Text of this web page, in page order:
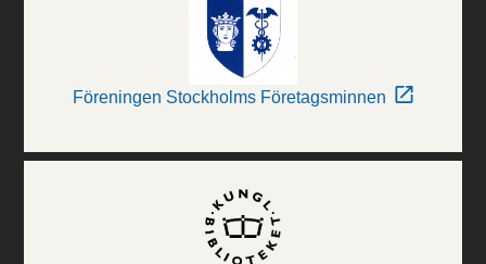
Föreningen Stockholms Företagsminnen